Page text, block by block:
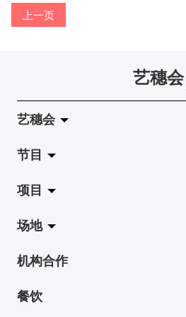
冰​窖之Pasta再次登场！
24-11-2014
「好想艺术」x S2 (S square) A
21-11-2014
18-11-2014
17-11-2014
欸，她是谁？！
12-11-2014
《蜕变．飞翔 2 》舞者演出大胆，舞
07-11-2014
忙里偷閒之下午茶时间！
艺术家沙龙 — 洪志仑 (韩国)
29-10-2014
19-08-2014
13-08-2014
05-08-2014
The Fringe Club upholds and
02-07-2014
Spotlight Hong Kong in Penang
艺穗会五月节目之分享会 @ Fringe
摄影廊变身Colette's Bar 12:00-00:00
17-02-2014
上一页
艺穗会
艺穗会
关于艺穗会
艺穗会的演化
使命与宗旨
艺穗会架构
档案库
节目
拉阔
展览
演出
活动
项目
Jazz-Go-Central, Jazz-Go-Fringe
LPL
2015-16 艺术场地资助计划
场地
陈丽玲划廊
奶库
机构合作
餐饮